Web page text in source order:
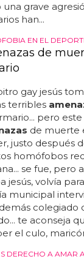
una grave
han...
EN EL
de
gay jesús
terribles
pero
de muerte
justo después
homófobos
se fue,
jesús, volvía
municipal
colegiado
te aconseja
el culo,
DERECHO A AMAR